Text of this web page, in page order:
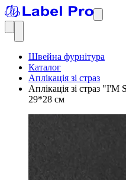
Швейна фурнітура
Каталог
Аплікація зі страз
Аплікація зі страз "I'M
29*28 см